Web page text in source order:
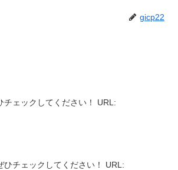
gicp22
チェックしてください！ URL:
ひチェックしてください！ URL: